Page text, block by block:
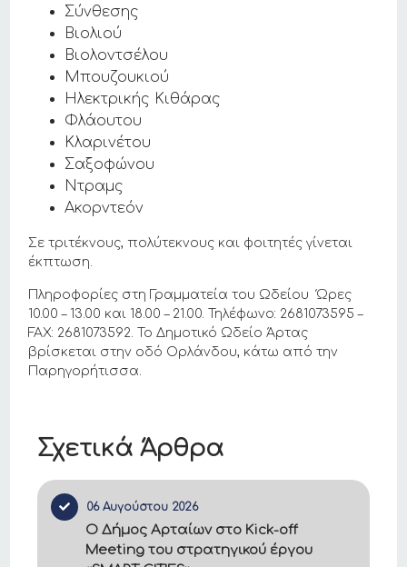
Σχετικά Άρθρα
06 Αυγούστου 2026
Ο Δήμος Αρταίων στο Kick-off
Meeting του στρατηγικού έργου
Σύνθεσης
Βιολιού
Βιολοντσέλου
Μπουζουκιού
Ηλεκτρικής Κιθάρας
Φλάουτου
Κλαρινέτου
Σαξοφώνου
Ντραμς
Ακορντεόν
Σε τριτέκνους, πολύτεκνους και φοιτητές γίνεται
έκπτωση.
Πληροφορίες στη Γραμματεία του Ωδείου Ώρες
10.00 – 13.00 και 18.00 – 21.00. Τηλέφωνο: 2681073595 –
FAX: 2681073592. Το Δημοτικό Ωδείο Άρτας
βρίσκεται στην οδό Ορλάνδου, κάτω από την
Παρηγορήτισσα.